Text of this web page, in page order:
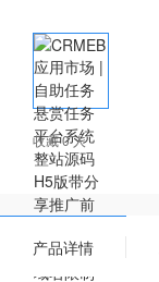
收藏 0 人
产品详情